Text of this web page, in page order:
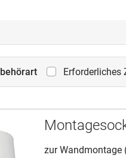
Erforderliches
zur Wandmontage